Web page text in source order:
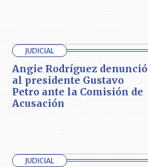
JUDICIAL
Angie Rodríguez denunció
al presidente Gustavo
Petro ante la Comisión de
Acusación
JUDICIAL